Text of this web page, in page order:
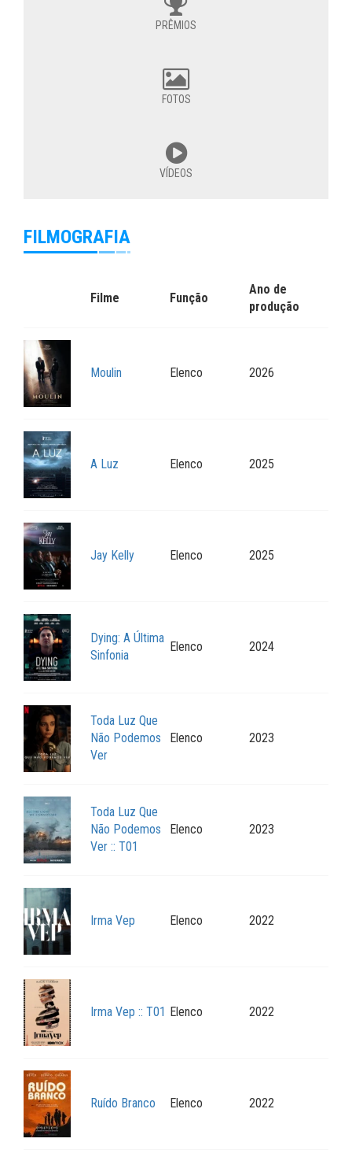
PRÊMIOS
FOTOS
VÍDEOS
FILMOGRAFIA
Filme Função
Ano de
produção
Moulin Elenco 2026
A Luz Elenco 2025
Jay Kelly Elenco 2025
Dying: A Última
Sinfonia
Elenco 2024
Toda Luz Que
Não Podemos
Ver
Elenco 2023
Toda Luz Que
Não Podemos
Ver :: T01
Elenco 2023
Irma Vep Elenco 2022
Irma Vep :: T01 Elenco 2022
Ruído Branco Elenco 2022